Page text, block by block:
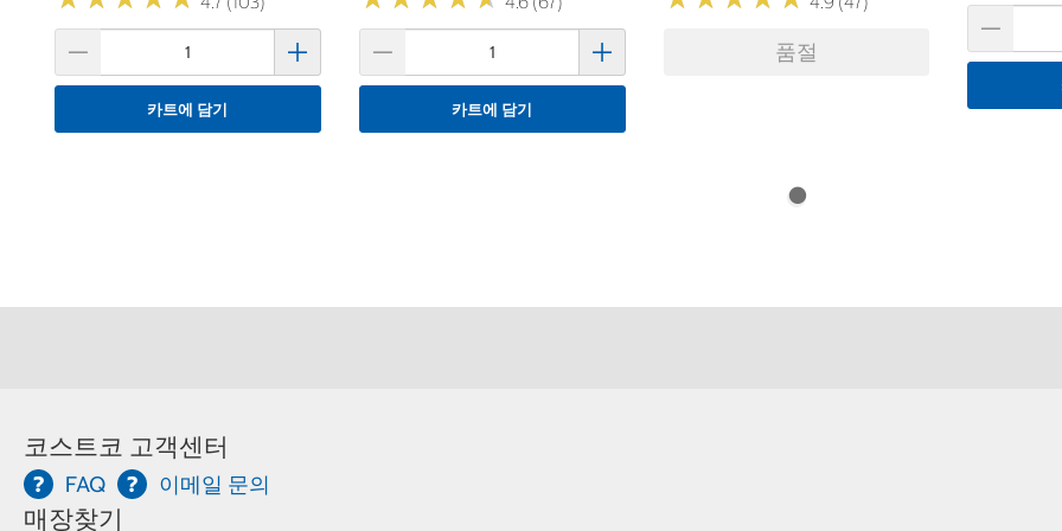
카트에 담기 카트에 담기
품절
코스트코 고객센터
FAQ 이메일 문의
매장찾기